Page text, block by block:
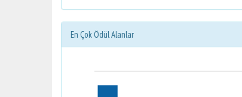
En Çok Ödül Alanlar